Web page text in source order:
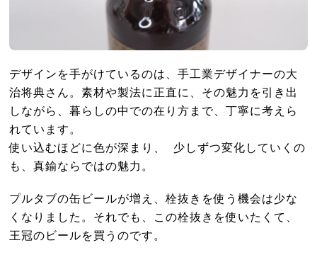
デザインを手がけているのは、手工業デザイナーの大
治将典さん。素材や製法に正直に、その魅力を引き出
しながら、暮らしの中での在り方まで、丁寧に考えら
れています。
使い込むほどに色が深まり、 少しずつ変化していくの
も、真鍮ならではの魅力。
プルタブの缶ビールが増え、栓抜きを使う機会は少な
くなりました。それでも、この栓抜きを使いたくて、
王冠のビールを買うのです。